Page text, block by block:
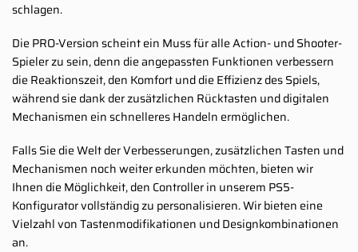
schlagen.
Die PRO-Version scheint ein Muss für alle Action- und Shooter-
Spieler zu sein, denn die angepassten Funktionen verbessern
die Reaktionszeit, den Komfort und die Effizienz des Spiels,
während sie dank der zusätzlichen Rücktasten und digitalen
Mechanismen ein schnelleres Handeln ermöglichen.
Falls Sie die Welt der Verbesserungen, zusätzlichen Tasten und
Mechanismen noch weiter erkunden möchten, bieten wir
Ihnen die Möglichkeit, den Controller in unserem PS5-
Konfigurator vollständig zu personalisieren. Wir bieten eine
Vielzahl von Tastenmodifikationen und Designkombinationen
an.